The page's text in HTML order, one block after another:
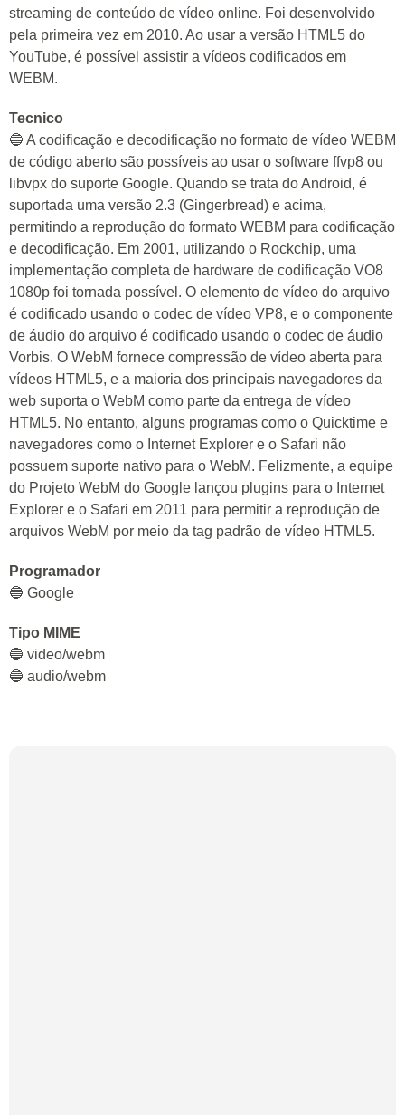
streaming de conteúdo de vídeo online. Foi desenvolvido
pela primeira vez em 2010. Ao usar a versão HTML5 do
YouTube, é possível assistir a vídeos codificados em
WEBM.
Tecnico
🔵 A codificação e decodificação no formato de vídeo WEBM
de código aberto são possíveis ao usar o software ffvp8 ou
libvpx do suporte Google. Quando se trata do Android, é
suportada uma versão 2.3 (Gingerbread) e acima,
permitindo a reprodução do formato WEBM para codificação
e decodificação. Em 2001, utilizando o Rockchip, uma
implementação completa de hardware de codificação VO8
1080p foi tornada possível. O elemento de vídeo do arquivo
é codificado usando o codec de vídeo VP8, e o componente
de áudio do arquivo é codificado usando o codec de áudio
Vorbis. O WebM fornece compressão de vídeo aberta para
vídeos HTML5, e a maioria dos principais navegadores da
web suporta o WebM como parte da entrega de vídeo
HTML5. No entanto, alguns programas como o Quicktime e
navegadores como o Internet Explorer e o Safari não
possuem suporte nativo para o WebM. Felizmente, a equipe
do Projeto WebM do Google lançou plugins para o Internet
Explorer e o Safari em 2011 para permitir a reprodução de
arquivos WebM por meio da tag padrão de vídeo HTML5.
Programador
🔵 Google
Tipo MIME
🔵 video/webm
🔵 audio/webm